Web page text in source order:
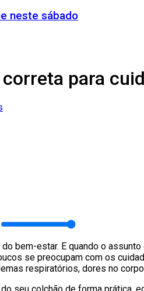
neste sábado
para
bem-estar. E quando o
se preocupam com os
respiratórios, dores no